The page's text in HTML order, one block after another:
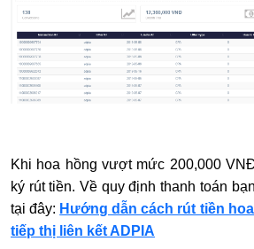
Khi hoa hồng vượt mức 200,000
ký rút tiền. Về quy định thanh toán
tại đây: Hướng dẫn cách rút tiền
tiếp thị liên kết ADPIA